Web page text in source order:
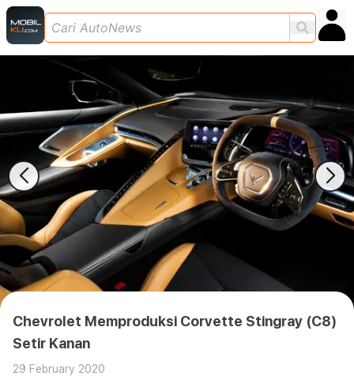
Chevrolet Memproduksi Corvette Stingray (C8)
Setir Kanan
29 February 2020